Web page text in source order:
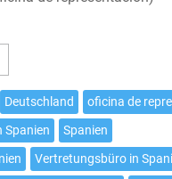
Deutschland
oficina de
Spanien
Spanien
Vertretungsbüro in